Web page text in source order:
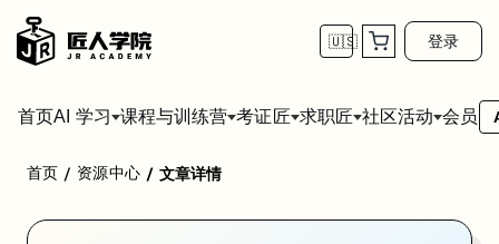
🇺🇸 登录
首页AI 学习 课程与训练营 考证匠 求职匠 社区活动 会员
首页 / 资源中心 / 文章详情